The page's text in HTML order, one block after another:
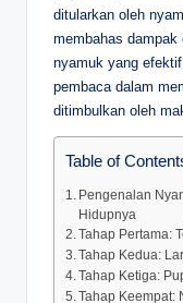
ditularkan oleh
membahas dampak
nyamuk yang
pembaca dalam
ditimbulkan oleh
Table of
Pengenalan
Hidupnya
Tahap Pertama:
Tahap Kedua:
Tahap Ketiga:
Tahap Keempat: